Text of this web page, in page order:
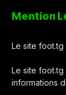
Mention
Le site foot.tg
Le site
informations